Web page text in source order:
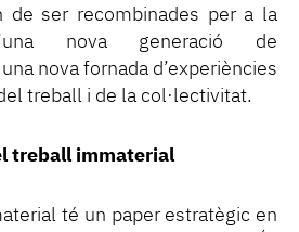
de ser recombinades per a la
nova generació de
nova fornada d’experiències
treball i de la col·lectivitat.
treball immaterial
té un paper estratègic en